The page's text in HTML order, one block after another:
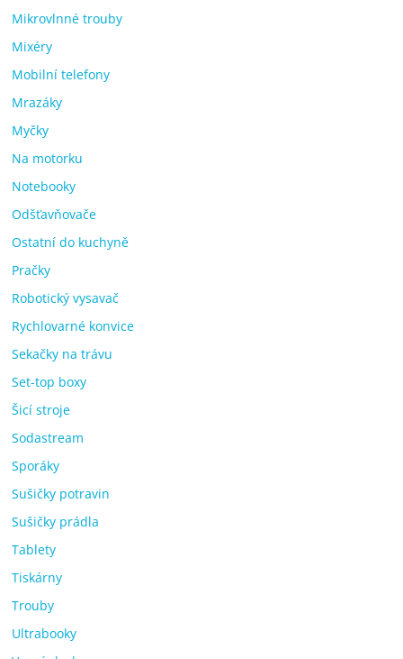
Mikrovlnné trouby
Mixéry
Mobilní telefony
Mrazáky
Myčky
Na motorku
Notebooky
Odšťavňovače
Ostatní do kuchyně
Pračky
Robotický vysavač
Rychlovarné konvice
Sekačky na trávu
Set-top boxy
Šicí stroje
Sodastream
Sporáky
Sušičky potravin
Sušičky prádla
Tablety
Tiskárny
Trouby
Ultrabooky